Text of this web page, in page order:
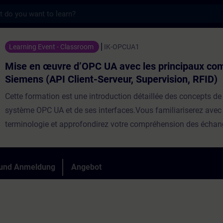
d’OPC UA avec les principaux
Learning Event - Classroom IK-OPCUA1
Mise en œuvre d’OPC UA avec les principaux
Siemens (API Client-Serveur, Supervision, RFID)
Cette formation est une introduction détaillée des concepts de
système OPC UA et de ses interfaces.Vous familiariserez avec
terminologie et approfondirez votre compréhension des
pratiques..Répartition40% Théorie, 60% PratiqueParticipants
max8Evaluation des acquisOuiEligible CPF
Anmeldung Angebot